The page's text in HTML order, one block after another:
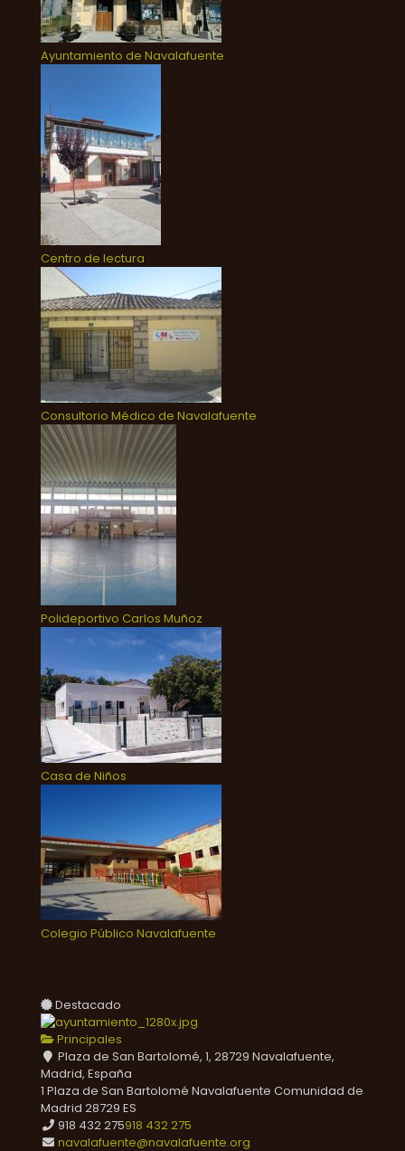
Ayuntamiento de Navalafuente
Centro de lectura
Consultorio Médico de Navalafuente
Polideportivo Carlos Muñoz
Casa de Niños
Colegio Público Navalafuente
Destacado
Principales
Plaza de San Bartolomé, 1, 28729 Navalafuente,
Madrid, España
1 Plaza de San Bartolomé Navalafuente Comunidad de
Madrid 28729 ES
918 432 275918 432 275
navalafuente@navalafuente.org